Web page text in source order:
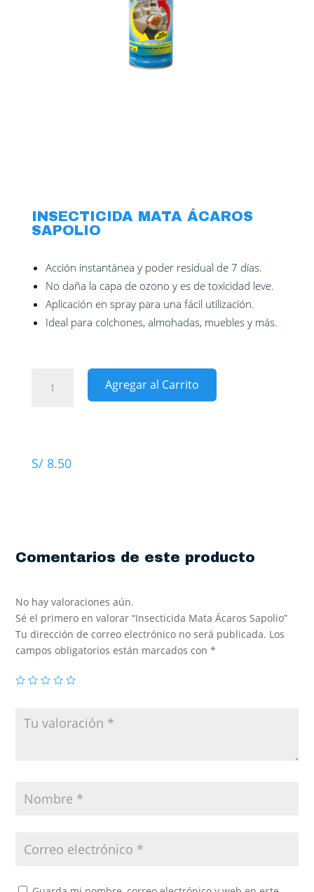
Escobas
Bolsas de basura
Atomizador
Recolector
Contenedor
Ambientadores
Alcohol en gel y Jabones
INSECTICIDA MATA ÁCAROS
SAPOLIO
Acción instantánea y poder residual de 7 días.
No daña la capa de ozono y es de toxicidad leve.
Aplicación en spray para una fácil utilización.
Ideal para colchones, almohadas, muebles y más.
Mata
Agregar al Carrito
S/8.50
Comentarios de este producto
No hay valoraciones aún.
Sé el primero en valorar “Insecticida Mata Ácaros Sapolio”
Tu dirección de correo electrónico no será publicada. Los
campos obligatorios están marcados con*